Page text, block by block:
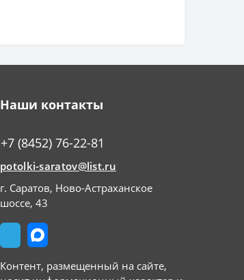
Наши контакты
+7 (8452) 76-22-81
potolki-saratov@list.ru
г. Саратов, Ново-Астраханское
шоссе, 43
Контент, размещенный на сайте,